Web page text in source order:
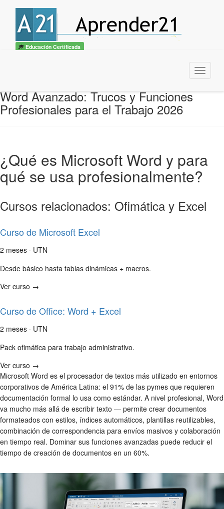
Educación Certificada
Menu
Word Avanzado: Trucos y Funciones
Profesionales para el Trabajo 2026
¿Qué es Microsoft Word y para
qué se usa profesionalmente?
Cursos relacionados: Ofimática y Excel
Curso de Microsoft Excel
2 meses · UTN
Desde básico hasta tablas dinámicas + macros.
Ver curso →
Curso de Office: Word + Excel
2 meses · UTN
Pack ofimática para trabajo administrativo.
Ver curso →
Microsoft Word es el procesador de textos más utilizado en entornos
corporativos de América Latina: el 91% de las pymes que requieren
documentación formal lo usa como estándar. A nivel profesional, Word
va mucho más allá de escribir texto — permite crear documentos
formateados con estilos, índices automáticos, plantillas reutilizables,
combinación de correspondencia para envíos masivos y colaboración
en tiempo real. Dominar sus funciones avanzadas puede reducir el
tiempo de creación de documentos en un 60%.